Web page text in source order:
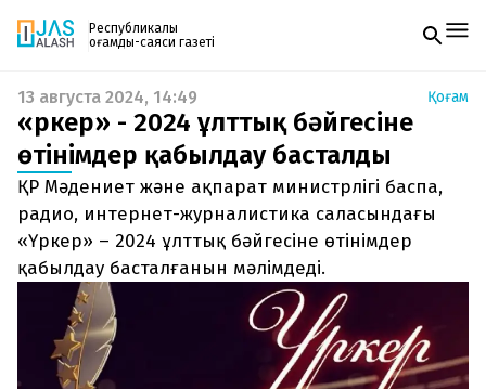
Республикалық
қоғамдық-саяси газеті
Жаңалықтар
Спорт
Live
Руханият
Аймақ
Архив
Заң және тәртіп
Редакциямен байланыс
+7 708 604 51 06
Жарнама бөлімі
+7 701 220 64 52
Пошта
zhasalash100@gmail.com
Газетке жазылу
PDF форматтағы газетті ай сайын электронды
поштаңызға алып отырыңыз. Жаңа нөмір
шыққан сәтте сізге бірден жіберіледі. Тек email
енгізіңіз, біз қалғанын өзіміз жібереміз.
13 августа 2024, 14:49 Қоғам
«Үркер» - 2024 ұлттық бәйгесіне
өтінімдер қабылдау басталды
ҚР Мәдениет және ақпарат министрлігі баспа,
радио, интернет-журналистика саласындағы
«Үркер» – 2024 ұлттық бәйгесіне өтінімдер
қабылдау басталғанын мәлімдеді.